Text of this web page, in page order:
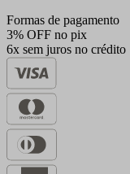
Formas de pagamento
3% OFF no pix
6x sem juros no crédito